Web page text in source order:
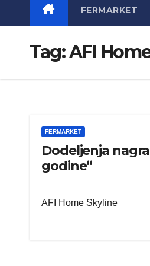
FERMARKET
Tag:AFI
FERMARKET
Dodeljenja
godine“
AFI Home Skyline